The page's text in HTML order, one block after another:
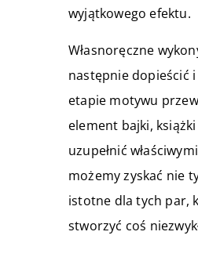
wyjątkowego efektu.
Własnoręczne
następnie dopieścić
etapie motywu
element bajki,
uzupełnić
możemy zyskać nie
istotne dla tych par,
stworzyć coś